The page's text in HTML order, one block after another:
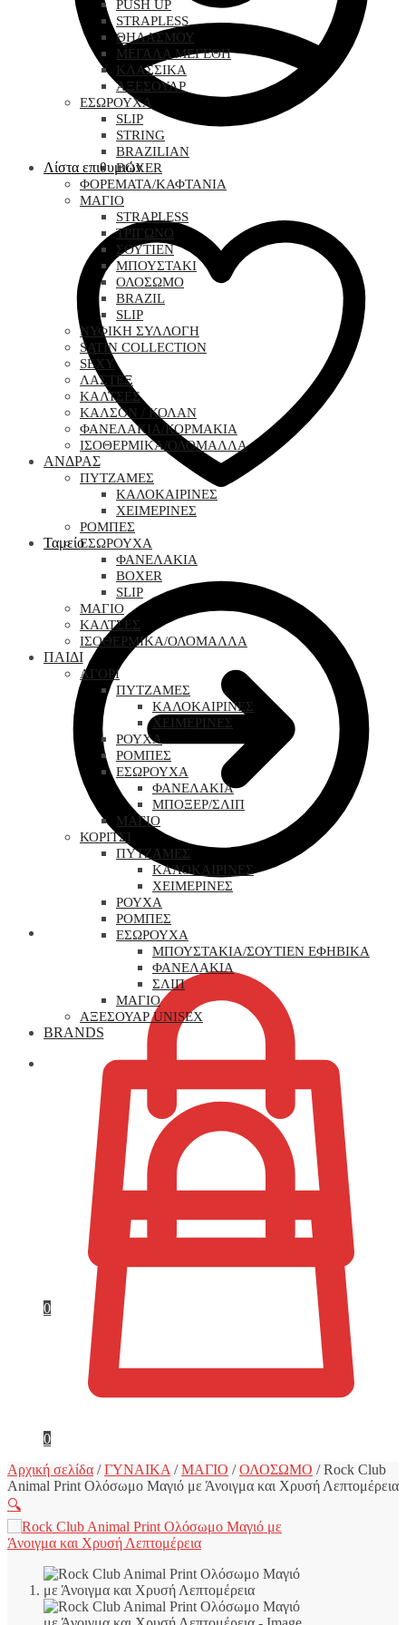
Λίστα επιθυμιών
Ταμείο
0
PUSH UP
STRAPLESS
ΘΗΛΑΣΜΟΥ
ΜΕΓΑΛΑ ΜΕΓΕΘΗ
ΚΛΑΣΣΙΚΑ
ΑΞΕΣΟΥΑΡ
ΕΣΩΡΟΥΧΑ
SLIP
STRING
BRAZILIAN
BOXER
ΦΟΡΕΜΑΤΑ/ΚΑΦΤΑΝΙΑ
ΜΑΓΙΟ
STRAPLESS
ΤΡΙΓΩΝΟ
ΣΟΥΤΙΕΝ
ΜΠΟΥΣΤΑΚΙ
ΟΛΟΣΩΜΟ
BRAZIL
SLIP
ΝΥΦΙΚΗ ΣΥΛΛΟΓΗ
SATIN COLLECTION
SEXY
ΛΑΣΤΕΞ
ΚΑΛΤΣΕΣ
ΚΑΛΣΟΝ / ΚΟΛΑΝ
ΦΑΝΕΛΑΚΙΑ/ΚΟΡΜΑΚΙΑ
ΙΣΟΘΕΡΜΙΚΑ/ΟΛΟΜΑΛΛΑ
ΑΝΔΡΑΣ
ΠΥΤΖΑΜΕΣ
ΚΑΛΟΚΑΙΡΙΝΕΣ
ΧΕΙΜΕΡΙΝΕΣ
ΡΟΜΠΕΣ
ΕΣΩΡΟΥΧΑ
ΦΑΝΕΛΑΚΙΑ
BOXER
SLIP
ΜΑΓΙΟ
ΚΑΛΤΣΕΣ
ΙΣΟΘΕΡΜΙΚΑ/ΟΛΟΜΑΛΛΑ
ΠΑΙΔΙ
ΑΓΟΡΙ
ΠΥΤΖΑΜΕΣ
ΚΑΛΟΚΑΙΡΙΝΕΣ
ΧΕΙΜΕΡΙΝΕΣ
ΡΟΥΧΑ
ΡΟΜΠΕΣ
ΕΣΩΡΟΥΧΑ
ΦΑΝΕΛΑΚΙΑ
ΜΠΟΞΕΡ/ΣΛΙΠ
ΜΑΓΙΟ
ΚΟΡΙΤΣΙ
ΠΥΤΖΑΜΕΣ
ΚΑΛΟΚΑΙΡΙΝΕΣ
ΧΕΙΜΕΡΙΝΕΣ
ΡΟΥΧΑ
ΡΟΜΠΕΣ
ΕΣΩΡΟΥΧΑ
ΜΠΟΥΣΤΑΚΙΑ/ΣΟΥΤΙΕΝ ΕΦΗΒΙΚΑ
ΦΑΝΕΛΑΚΙΑ
ΣΛΙΠ
ΜΑΓΙΟ
ΑΞΕΣΟΥΑΡ UNISEX
BRANDS
0
Αρχική σελίδα /ΓΥΝΑΙΚΑ /ΜΑΓΙΟ /ΟΛΟΣΩΜΟ /Rock Club
Animal Print Ολόσωμο Μαγιό με Άνοιγμα και Χρυσή Λεπτομέρεια
🔍